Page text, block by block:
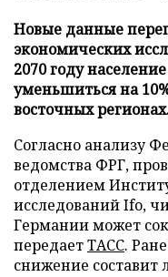
Новые данные
экономических
2070 году
уменьшиться на
восточных
Согласно анализу
ведомства ФРГ,
отделением
исследований Ifo,
Германии может
передаетТАСС.
снижение составит